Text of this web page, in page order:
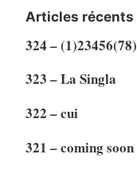
Articles récents
324 – (1)23456(78)
323 – La Singla
322 – cui
321 – coming soon